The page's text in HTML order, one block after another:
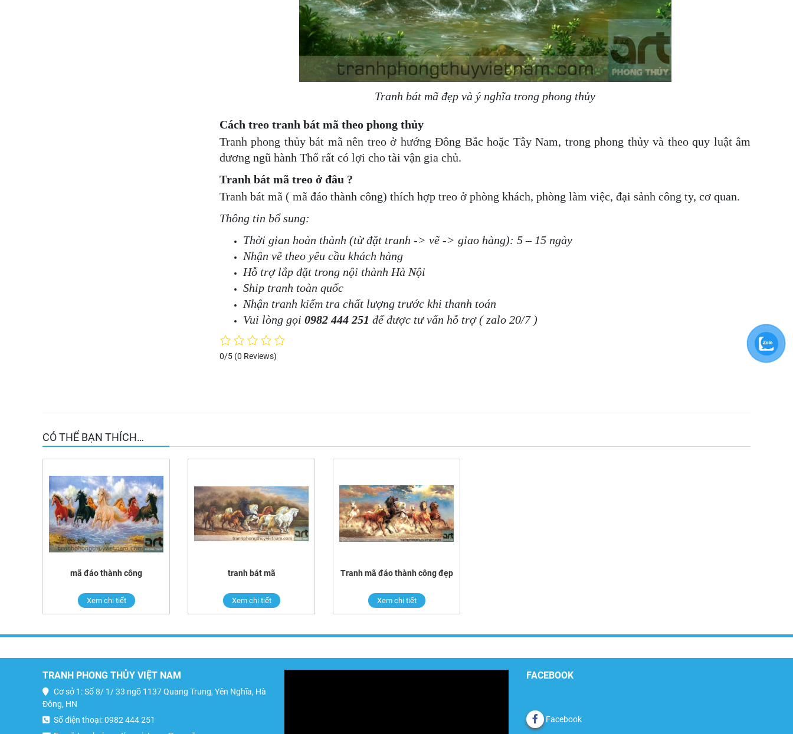
Tranh bát mã đẹp và ý nghĩa trong phong thủy
Cách treo tranh bát mã theo phong thủy
Tranh phong thủy bát mã nên treo ở hướng Đông Bắc hoặc Tây Nam, trong phong thủy và theo quy luật âm
dương ngũ hành Thổ rất có lợi cho tài vận gia chủ.
Tranh bát mã treo ở đâu ?
Tranh bát mã ( mã đáo thành công) thích hợp treo ở phòng khách, phòng làm việc, đại sảnh công ty, cơ quan.
Thông tin bổ sung:
Thời gian hoàn thành (từ đặt tranh -> vẽ -> giao hàng): 5 – 15 ngày
Nhận vẽ theo yêu cầu khách hàng
Hỗ trợ lắp đặt trong nội thành Hà Nội
Ship tranh toàn quốc
Nhận tranh kiểm tra chất lượng trước khi thanh toán
Vui lòng gọi 0982 444 251 để được tư vấn hỗ trợ ( zalo 20/7 )
0/5 (0 Reviews)
CÓ THỂ BẠN THÍCH…
mã đáo thành công
Xem chi tiết
tranh bát mã
Xem chi tiết
Tranh mã đáo thành công đẹp
Xem chi tiết
TRANH PHONG THỦY VIỆT NAM
Cơ sở 1: Số 8/ 1/ 33 ngõ 1137 Quang Trung, Yên Nghĩa, Hà
Đông, HN
Số điện thoại: 0982 444 251
FACEBOOK
Facebook